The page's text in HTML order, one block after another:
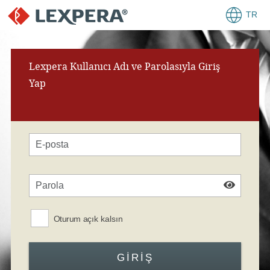
TR
Lexpera Kullanıcı Adı ve Parolasıyla Giriş
Yap
Oturum açık kalsın
GIRIŞ